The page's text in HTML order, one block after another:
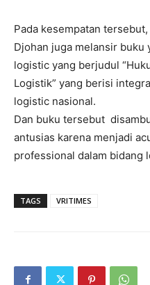
Pada kesempatan
Djohan juga melansir
logistic yang berjudul
Logistik” yang berisi
logistic nasional.
Dan buku tersebut
antusias karena menjadi
professional dalam bidang
TAGS VRITIMES